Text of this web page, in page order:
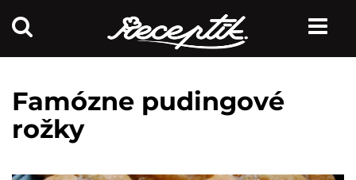
Famózne pudingové
rožky